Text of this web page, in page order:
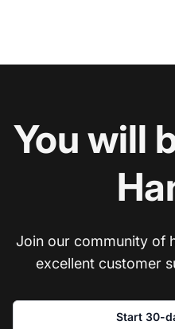
You will
Join our community of
excellent customer
Start 30-